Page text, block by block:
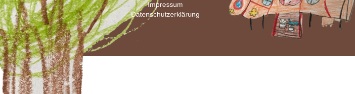
Impressum
Datenschutzerklärung